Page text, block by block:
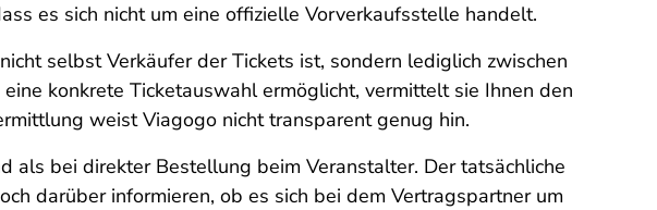
es sich nicht um eine offizielle Vorverkaufsstelle handelt.
selbst Verkäufer der Tickets ist, sondern lediglich zwischen
konkrete Ticketauswahl ermöglicht, vermittelt sie Ihnen den
weist Viagogo nicht transparent genug hin.
als bei direkter Bestellung beim Veranstalter. Der tatsächliche
darüber informieren, ob es sich bei dem Vertragspartner um